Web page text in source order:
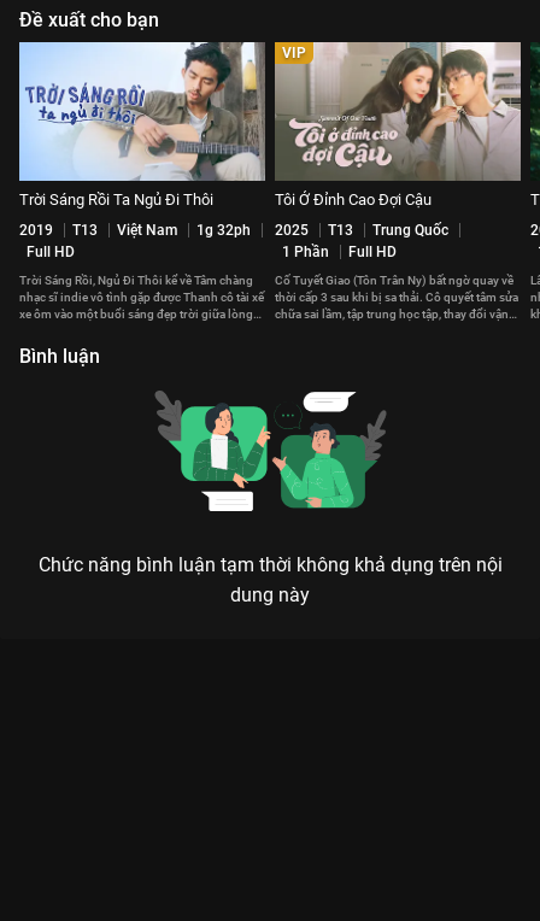
Đề xuất cho bạn
Trời Sáng Rồi Ta Ngủ Đi Thôi
2019 T13 Việt Nam
1g 32ph
Full HD
Trời Sáng Rồi, Ngủ Đi Thôi kể về Tâm chàng
nhạc sĩ indie vô tình gặp được Thanh cô tài xế
xe ôm vào một buổi sáng đẹp trời giữa lòng
VIP
Tôi Ở Đỉnh Cao Đợi Cậu
2025 T13
Trung Quốc
1 Phần
Full HD
Cố Tuyết Giao (Tôn Trân Ny) bất ngờ quay về
thời cấp 3 sau khi bị sa thải. Cô quyết tâm sửa
chữa sai lầm, tập trung học tập, thay đổi vận
Bình luận
Chức năng bình luận tạm thời không khả dụng trên nội
dung này